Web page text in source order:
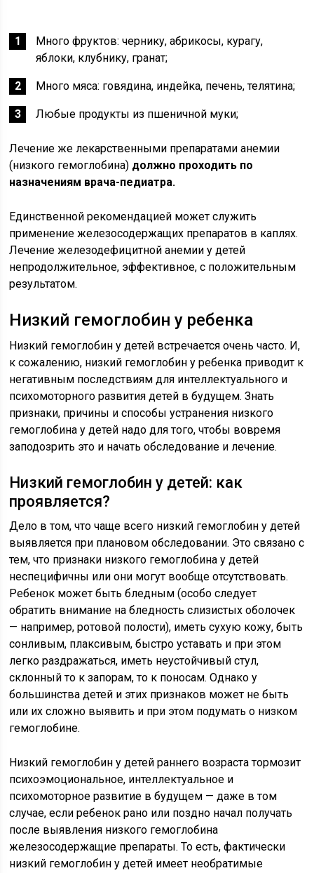
Много фруктов: чернику, абрикосы, курагу,
яблоки, клубнику, гранат;
Много мяса: говядина, индейка, печень, телятина;
Любые продукты из пшеничной муки;
Лечение же лекарственными препаратами анемии
(низкого гемоглобина) должно проходить по
назначениям врача-педиатра.
Единственной рекомендацией может служить
применение железосодержащих препаратов в каплях.
Лечение железодефицитной анемии у детей
непродолжительное, эффективное, с положительным
результатом.
Низкий гемоглобин у ребенка
Низкий гемоглобин у детей встречается очень часто. И,
к сожалению, низкий гемоглобин у ребенка приводит к
негативным последствиям для интеллектуального и
психомоторного развития детей в будущем. Знать
признаки, причины и способы устранения низкого
гемоглобина у детей надо для того, чтобы вовремя
заподозрить это и начать обследование и лечение.
Низкий гемоглобин у детей: как
проявляется?
Дело в том, что чаще всего низкий гемоглобин у детей
выявляется при плановом обследовании. Это связано с
тем, что признаки низкого гемоглобина у детей
неспецифичны или они могут вообще отсутствовать.
Ребенок может быть бледным (особо следует
обратить внимание на бледность слизистых оболочек
— например, ротовой полости), иметь сухую кожу, быть
сонливым, плаксивым, быстро уставать и при этом
легко раздражаться, иметь неустойчивый стул,
склонный то к запорам, то к поносам. Однако у
большинства детей и этих признаков может не быть
или их сложно выявить и при этом подумать о низком
гемоглобине.
Низкий гемоглобин у детей раннего возраста тормозит
психоэмоциональное, интеллектуальное и
психомоторное развитие в будущем — даже в том
случае, если ребенок рано или поздно начал получать
после выявления низкого гемоглобина
железосодержащие препараты. То есть, фактически
низкий гемоглобин у детей имеет необратимые